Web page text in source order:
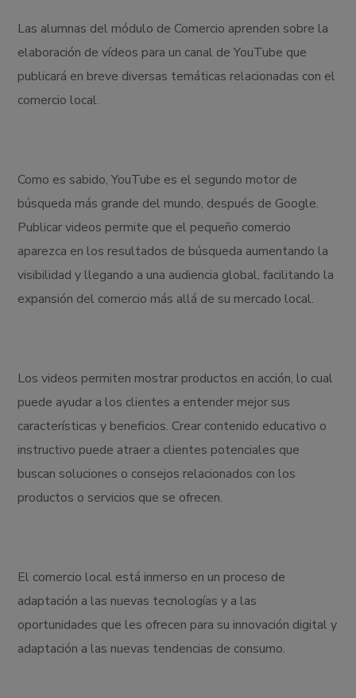
Las alumnas del módulo de Comercio aprenden sobre la
elaboración de vídeos para un canal de YouTube que
publicará en breve diversas temáticas relacionadas con el
comercio local.
Como es sabido, YouTube es el segundo motor de
búsqueda más grande del mundo, después de Google.
Publicar videos permite que el pequeño comercio
aparezca en los resultados de búsqueda aumentando la
visibilidad y llegando a una audiencia global, facilitando la
expansión del comercio más allá de su mercado local.
Los videos permiten mostrar productos en acción, lo cual
puede ayudar a los clientes a entender mejor sus
características y beneficios. Crear contenido educativo o
instructivo puede atraer a clientes potenciales que
buscan soluciones o consejos relacionados con los
productos o servicios que se ofrecen.
El comercio local está inmerso en un proceso de
adaptación a las nuevas tecnologías y a las
oportunidades que les ofrecen para su innovación digital y
adaptación a las nuevas tendencias de consumo.